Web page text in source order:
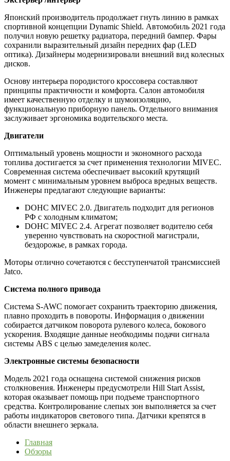
Японский производитель продолжает гнуть линию в рамках
спортивной концепции Dynamic Shield. Автомобиль 2021 года
получил новую решетку радиатора, передний бампер. Фары
сохранили выразительный дизайн передних фар (LED
оптика). Дизайнеры модернизировали внешний вид колесных
дисков.
Основу интерьера породистого кроссовера составляют
принципы практичности и комфорта. Салон автомобиля
имеет качественную отделку и шумоизоляцию,
функциональную приборную панель. Отдельного внимания
заслуживает эргономика водительского места.
Двигатели
Оптимальный уровень мощности и экономного расхода
топлива достигается за счет применения технологии MIVEC.
Современная система обеспечивает высокий крутящий
момент с минимальным уровнем выброса вредных веществ.
Инженеры предлагают следующие варианты:
DOHC MIVEC 2.0. Двигатель подходит для регионов
РФ с холодным климатом;
DOHC MIVEC 2.4. Агрегат позволяет водителю себя
уверенно чувствовать на скоростной магистрали,
бездорожье, в рамках города.
Моторы отлично сочетаются с бесступенчатой трансмиссией
Jatco.
Система полного привода
Система S-AWC помогает сохранить траекторию движения,
плавно проходить в повороты. Информация о движении
собирается датчиком поворота рулевого колеса, бокового
ускорения. Входящие данные необходимы подачи сигнала
системы ABS с целью замеделения колес.
Электронные системы безопасности
Модель 2021 года оснащена системой снижения рисков
столкновения. Инженеры предусмотрели Hill Start Assist,
которая оказывает помощь при подъеме транспортного
средства. Контролирование слепых зон выполняется за счет
работы индикаторов светового типа. Датчики крепятся в
области внешнего зеркала.
Главная
Обзоры